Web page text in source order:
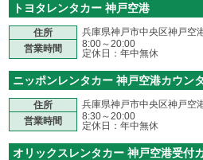
トヨタレンタカー 神戸空港
住所
兵庫県神戸市中央区神戸空
営業時間
8:00～20:00
定休日：年中無休
ニッポンレンタカー 神戸空港カウン
住所
兵庫県神戸市中央区神戸空
営業時間
8:30～20:00
定休日：年中無休
オリックスレンタカー 神戸空港受付